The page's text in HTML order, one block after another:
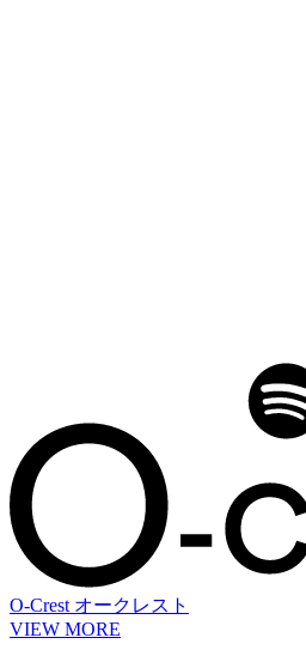
O-Crest オークレスト
VIEW MORE